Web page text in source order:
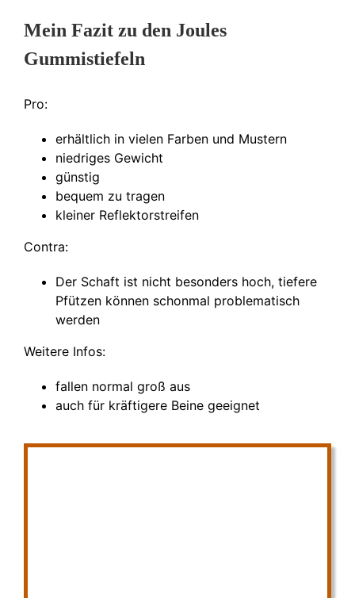
Mein Fazit zu den Joules
Gummistiefeln
Pro:
erhältlich in vielen Farben und Mustern
niedriges Gewicht
günstig
bequem zu tragen
kleiner Reflektorstreifen
Contra:
Der Schaft ist nicht besonders hoch, tiefere
Pfützen können schonmal problematisch
werden
Weitere Infos:
fallen normal groß aus
auch für kräftigere Beine geeignet